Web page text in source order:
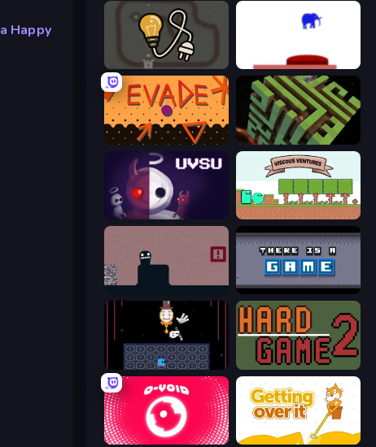
a Happy
Light The Lamp This Is The Only Level
Evade Maze Planet 3D
UVSU
There Is No Game
Just One Boss Hard Game 2
O-VOID Getting Over It